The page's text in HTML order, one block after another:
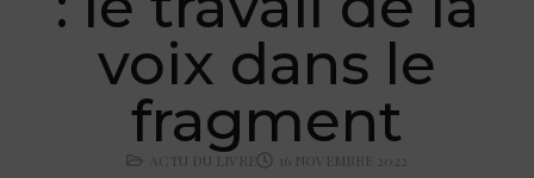
voix dans le
fragment
ACTU DU LIVRE 16 NOVEMBRE 2022